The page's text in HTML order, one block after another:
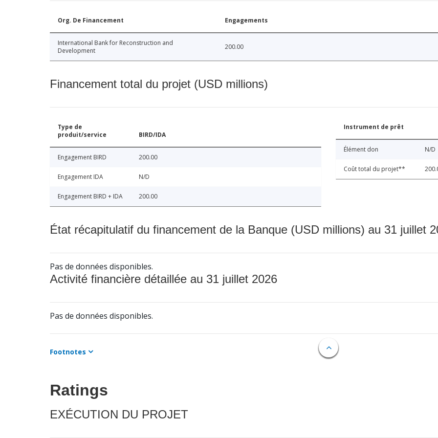
Org. De Financement Engagements
International Bank for Reconstruction and
Development
200.00
Financement total du projet (USD millions)
Type de
produit/service
BIRD/IDA
Engagement BIRD 200.00
Engagement IDA N/D
Engagement BIRD + IDA 200.00
Instrument de prêt
Élément don N/D
Coût total du projet**
État récapitulatif du financement de la Banque (USD millions) au 31 juillet
Pas de données disponibles.
Activité financière détaillée au 31 juillet 2026
Pas de données disponibles.
Footnotes
Ratings
EXÉCUTION DU PROJET